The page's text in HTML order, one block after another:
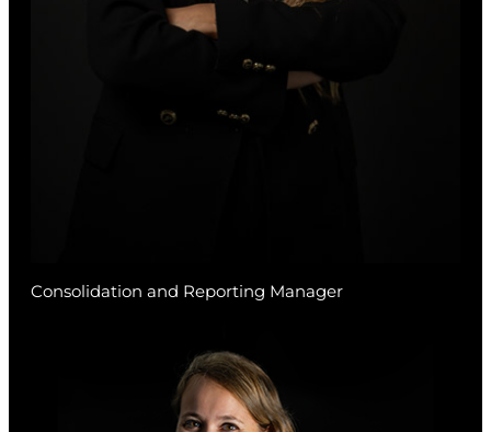
Consolidation and Reporting Manager